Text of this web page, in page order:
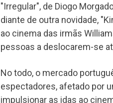
"Irregular", de Diogo
diante de outra novidade,
ao cinema das irmãs
pessoas a deslocarem-se
No todo, o mercado
espectadores, afetado por
impulsionar as idas ao